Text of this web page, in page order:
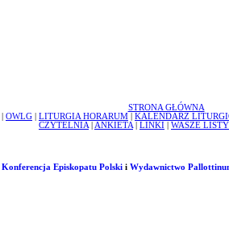
STRONA GŁÓWNA
OWLG LITURGIA HORARUM KALENDARZ
CZYTELNIA
ANKIETA LINKI WASZE LISTY
Konferencja Episkopatu Polskii Wydawnictwo